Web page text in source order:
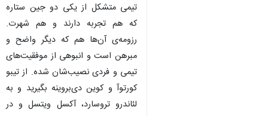
تیمی متشکل از یکی دو جین ستاره
که هم تجربه دارند و هم شهرت.
رزومه‌ی آن‌ها هم که دیگر واضح و
مبرهن است و انبوهی از موفقیت‌های
تیمی و فردی نصیب‌شان شده. از تیبو
کورتوآ و کوین دی‌بروینه بگیرید و به
لئاندرو تروسارد، آکسل ویتسل و در